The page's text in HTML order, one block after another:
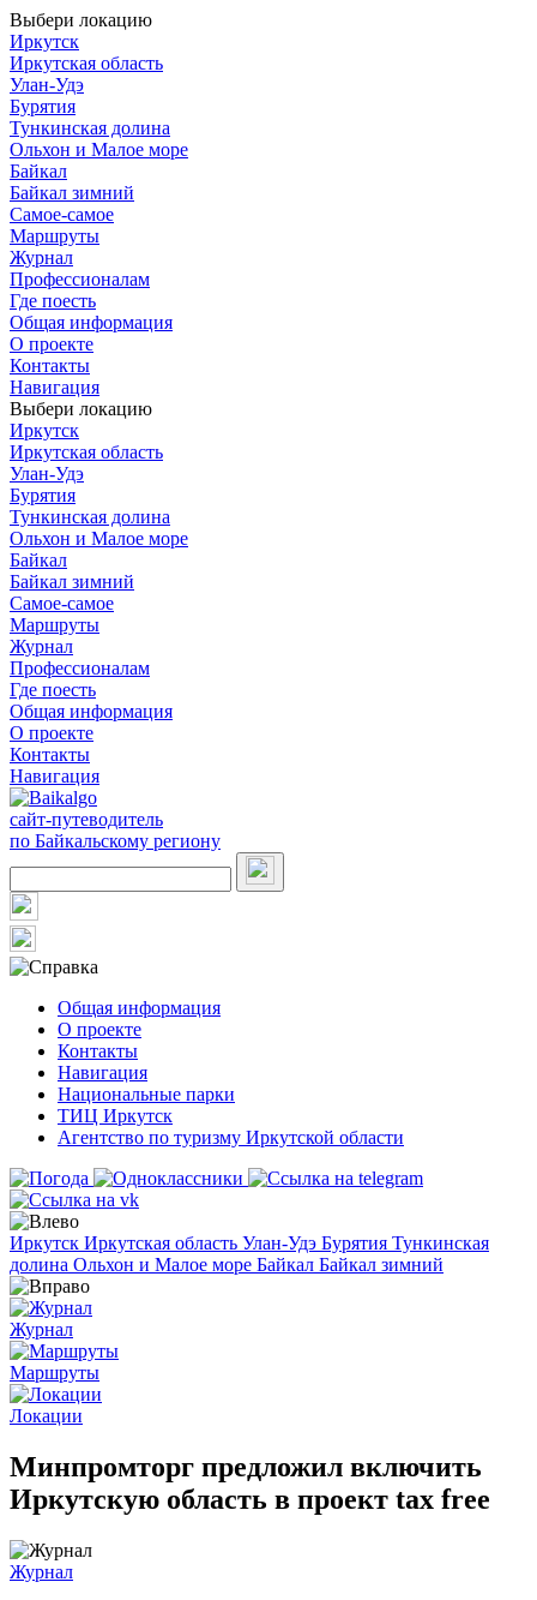
Выбери локацию
Иркутск
Иркутская область
Улан-Удэ
Бурятия
Тункинская долина
Ольхон и Малое море
Байкал
Байкал зимний
Самое-самое
Маршруты
Журнал
Профессионалам
Где поесть
Общая информация
О проекте
Контакты
Навигация
Выбери локацию
Иркутск
Иркутская область
Улан-Удэ
Бурятия
Тункинская долина
Ольхон и Малое море
Байкал
Байкал зимний
Самое-самое
Маршруты
Журнал
Профессионалам
Где поесть
Общая информация
О проекте
Контакты
Навигация
сайт-путеводитель
по Байкальскому региону
Общая информация
О проекте
Контакты
Навигация
Национальные парки
ТИЦ Иркутск
Агентство по туризму Иркутской области
Иркутск Иркутская область Улан-Удэ Бурятия Тункинская
долина Ольхон и Малое море Байкал Байкал зимний
Журнал
Маршруты
Локации
Минпромторг предложил включить
Иркутскую область в проект tax free
Журнал